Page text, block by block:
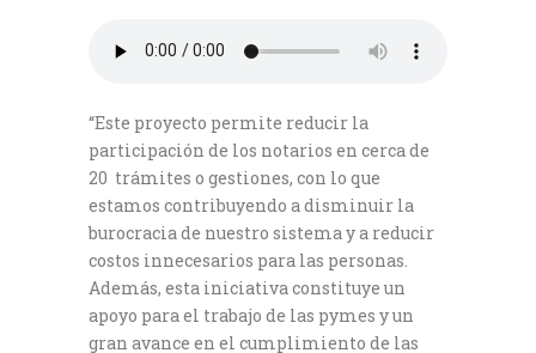
“Este proyecto permite reducir la
participación de los notarios en cerca de
20 trámites o gestiones, con lo que
estamos contribuyendo a disminuir la
burocracia de nuestro sistema y a reducir
costos innecesarios para las personas.
Además, esta iniciativa constituye un
apoyo para el trabajo de las pymes y un
gran avance en el cumplimiento de las